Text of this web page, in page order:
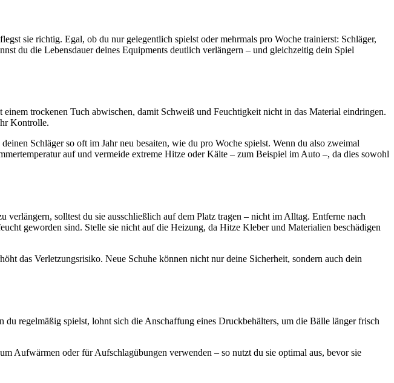
sie richtig. Egal, ob du nur gelegentlich spielst oder mehrmals pro Woche trainierst: Schläger,
du die Lebensdauer deines Equipments deutlich verlängern – und gleichzeitig dein Spiel
trockenen Tuch abwischen, damit Schweiß und Feuchtigkeit nicht in das Material eindringen.
Kontrolle.
Schläger so oft im Jahr neu besaiten, wie du pro Woche spielst. Wenn du also zweimal
auf und vermeide extreme Hitze oder Kälte – zum Beispiel im Auto –, da dies sowohl
verlängern, solltest du sie ausschließlich auf dem Platz tragen – nicht im Alltag. Entferne nach
geworden sind. Stelle sie nicht auf die Heizung, da Hitze Kleber und Materialien beschädigen
das Verletzungsrisiko. Neue Schuhe können nicht nur deine Sicherheit, sondern auch dein
regelmäßig spielst, lohnt sich die Anschaffung eines Druckbehälters, um die Bälle länger frisch
Aufwärmen oder für Aufschlagübungen verwenden – so nutzt du sie optimal aus, bevor sie